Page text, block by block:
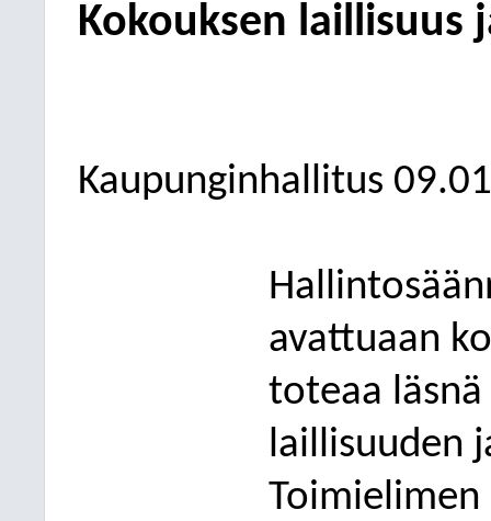
Kokouksen laillisuus
Kaupunginhallitus
avattuaan
toteaa
laillisuuden
Toimielimen